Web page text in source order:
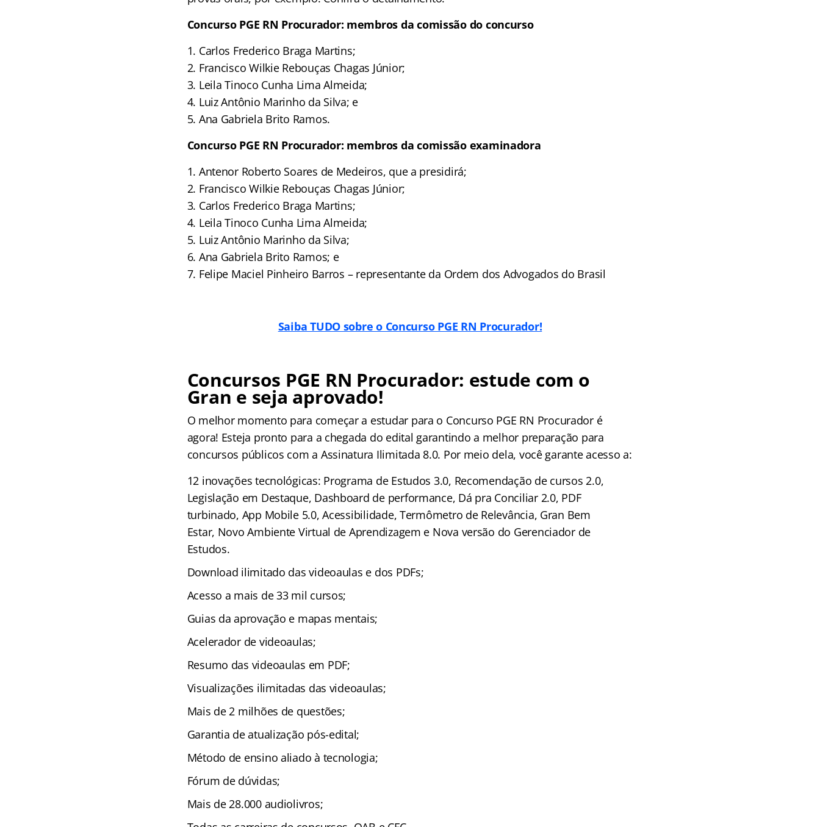
Concurso PGE RN Procurador: membros da comissão do concurso
1. Carlos Frederico Braga Martins;
2. Francisco Wilkie Rebouças Chagas Júnior;
3. Leila Tinoco Cunha Lima Almeida;
4. Luiz Antônio Marinho da Silva; e
5. Ana Gabriela Brito Ramos.
Concurso PGE RN Procurador: membros da comissão examinadora
1. Antenor Roberto Soares de Medeiros, que a presidirá;
2. Francisco Wilkie Rebouças Chagas Júnior;
3. Carlos Frederico Braga Martins;
4. Leila Tinoco Cunha Lima Almeida;
5. Luiz Antônio Marinho da Silva;
6. Ana Gabriela Brito Ramos; e
7. Felipe Maciel Pinheiro Barros – representante da Ordem dos Advogados do Brasil
Saiba TUDO sobre o Concurso PGE RN Procurador!
Concursos PGE RN Procurador: estude com o
Gran e seja aprovado!
O melhor momento para começar a estudar para o Concurso PGE RN Procurador é
agora! Esteja pronto para a chegada do edital garantindo a melhor preparação para
concursos públicos com a Assinatura Ilimitada 8.0. Por meio dela, você garante acesso a:
12 inovações tecnológicas: Programa de Estudos 3.0, Recomendação de cursos 2.0,
Legislação em Destaque, Dashboard de performance, Dá pra Conciliar 2.0, PDF
turbinado, App Mobile 5.0, Acessibilidade, Termômetro de Relevância, Gran Bem
Estar, Novo Ambiente Virtual de Aprendizagem e Nova versão do Gerenciador de
Estudos.
Download ilimitado das videoaulas e dos PDFs;
Acesso a mais de 33 mil cursos;
Guias da aprovação e mapas mentais;
Acelerador de videoaulas;
Resumo das videoaulas em PDF;
Visualizações ilimitadas das videoaulas;
Mais de 2 milhões de questões;
Garantia de atualização pós-edital;
Método de ensino aliado à tecnologia;
Fórum de dúvidas;
Mais de 28.000 audiolivros;